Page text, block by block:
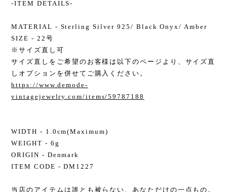
-ITEM DETAILS-
MATERIAL - Sterling Silver 925/ Black Onyx/ Amber
SIZE - 22号
※サイズ直し可
サイズ直しをご希望のお客様は以下のページより、サイズ直
しオプションを併せてご購入ください。
https://www.demode-
vintagejewelry.com/items/59787188
WIDTH - 1.0cm(Maximum)
WEIGHT - 6g
ORIGIN - Denmark
ITEM CODE - DM1227
当店のアイテムは誰とも被らない、あなただけの一点もの。